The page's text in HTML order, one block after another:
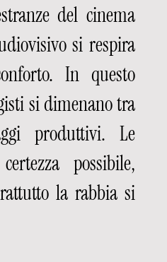
del cinema
si respira
In questo
si dimenano tra
produttivi. Le
possibile,
la rabbia si